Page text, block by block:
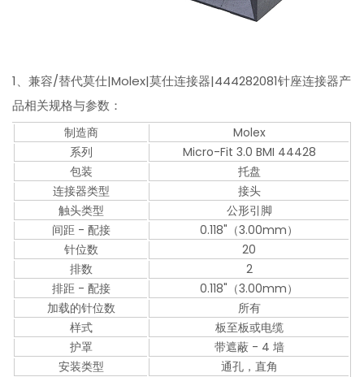
1、兼容/替代莫仕|Molex|莫仕连接器|444282081针座连接器产
品相关规格与参数：
制造商
Molex
系列
Micro-Fit 3.0 BMI 44428
包装
托盘
连接器类型
接头
触头类型
公形引脚
间距 - 配接
0.118"（3.00mm）
针位数
20
排数
2
排距 - 配接
0.118"（3.00mm）
加载的针位数
所有
样式
板至板或电缆
护罩
带遮蔽 - 4 墙
安装类型
通孔，直角